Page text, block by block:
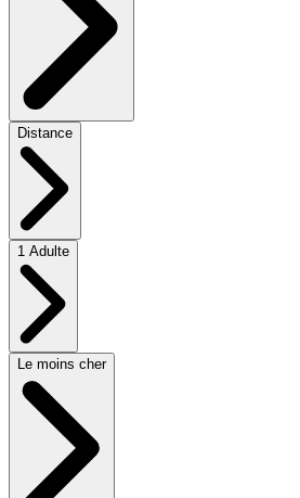
Distance
1 Adulte
Le moins cher